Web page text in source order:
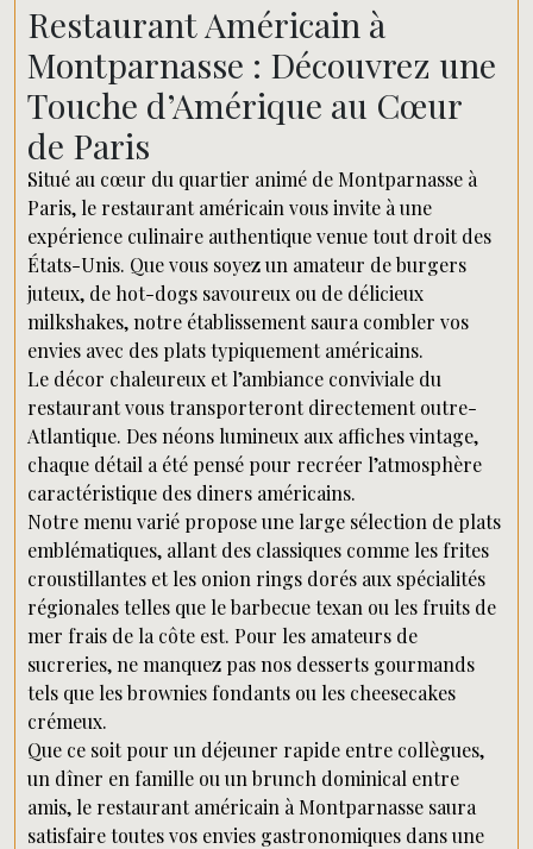
Restaurant Américain à
Montparnasse : Découvrez une
Touche d’Amérique au Cœur
de Paris
Situé au cœur du quartier animé de Montparnasse à
Paris, le restaurant américain vous invite à une
expérience culinaire authentique venue tout droit des
États-Unis. Que vous soyez un amateur de burgers
juteux, de hot-dogs savoureux ou de délicieux
milkshakes, notre établissement saura combler vos
envies avec des plats typiquement américains.
Le décor chaleureux et l’ambiance conviviale du
restaurant vous transporteront directement outre-
Atlantique. Des néons lumineux aux affiches vintage,
chaque détail a été pensé pour recréer l’atmosphère
caractéristique des diners américains.
Notre menu varié propose une large sélection de plats
emblématiques, allant des classiques comme les frites
croustillantes et les onion rings dorés aux spécialités
régionales telles que le barbecue texan ou les fruits de
mer frais de la côte est. Pour les amateurs de
sucreries, ne manquez pas nos desserts gourmands
tels que les brownies fondants ou les cheesecakes
crémeux.
Que ce soit pour un déjeuner rapide entre collègues,
un dîner en famille ou un brunch dominical entre
amis, le restaurant américain à Montparnasse saura
satisfaire toutes vos envies gastronomiques dans une